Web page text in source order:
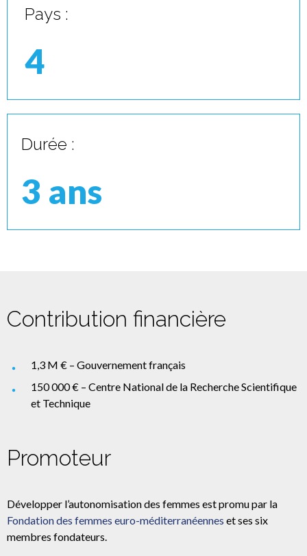
Pays :
4
Durée :
3 ans
Contribution financière
1,3 M € – Gouvernement français
150 000 € – Centre National de la Recherche Scientifique
et Technique
Promoteur
Développer l’autonomisation des femmes est promu par la
Fondation des femmes euro-méditerranéennes et ses six
membres fondateurs.